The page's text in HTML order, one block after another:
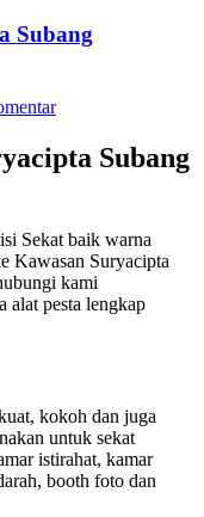
Subang
Subang
Sekat baik warna
Kawasan Suryacipta
kami
pesta lengkap
kokoh dan juga
untuk sekat
istirahat, kamar
booth foto dan